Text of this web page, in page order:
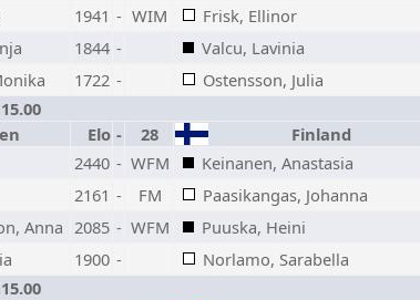
1941 - WIM Frisk, Ellinor
1844 - Valcu, Lavinia
1722 - Ostensson, Julia
Elo - 28 Finland
2440 - WFM Keinanen, Anastasia
2161 - FM Paasikangas, Johanna
Anna 2085 - WFM Puuska, Heini
1900 - Norlamo, Sarabella